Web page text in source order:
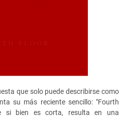
que solo puede describirse como
su más reciente sencillo: "Fourth
si bien es corta, resulta en una